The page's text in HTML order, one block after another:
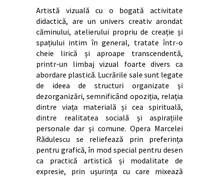
Artistă vizuală cu o bogată activitate
didactică, are un univers creativ arondat
căminului, atelierului propriu de creație și
spațiului intim în general, tratate într-o
cheie lirică și aproape transcendentă,
printr-un limbaj vizual foarte divers ca
abordare plastică. Lucrările sale sunt legate
de ideea de structuri organizate și
dezorganizări, semnificând opoziția, relația
dintre viața materială și cea spirituală,
dintre realitatea socială și aspirațiile
personale dar și comune. Opera Marcelei
Rădulescu se reliefează prin preferința
pentru grafică, în mod special pentru desen
ca practică artistică și modalitate de
expresie, prin ușurința cu care mixează